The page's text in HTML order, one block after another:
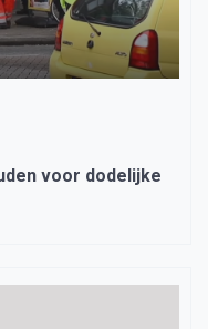
voor dodelijke